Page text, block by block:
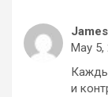
May 5,
и